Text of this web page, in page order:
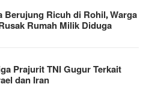
Berujung Ricuh di Rohil, Warga
Rumah Milik Diduga
Prajurit TNI Gugur Terkait
dan Iran